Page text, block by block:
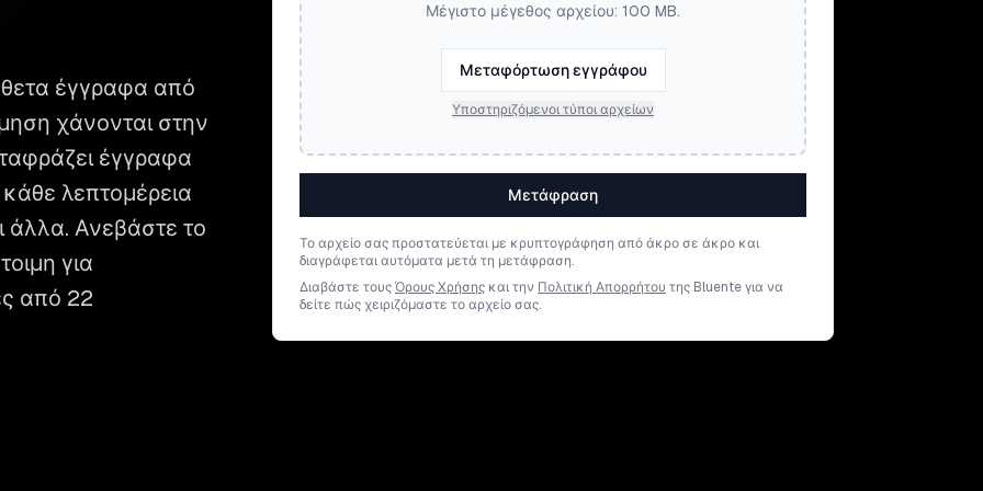
έγγραφα από
χάνονται στην
έγγραφα
λεπτομέρεια
άλλα. Ανεβάστε το
για
από 22
Μέγιστο μέγεθος αρχείου: 100 MB.
Μεταφόρτωση εγγράφου
Υποστηριζόμενοι τύποι αρχείων
Μετάφραση
Το αρχείο σας προστατεύεται με κρυπτογράφηση από άκρο σε άκρο και
διαγράφεται αυτόματα μετά τη μετάφραση.
Διαβάστε τουςΌρους Χρήσης και την Πολιτική Απορρήτου της Bluente για να
δείτε πώς χειριζόμαστε το αρχείο σας.